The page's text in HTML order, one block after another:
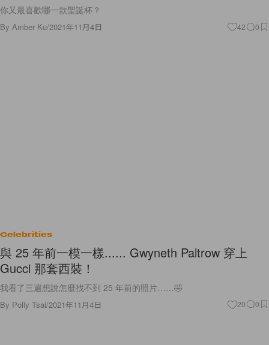
你又最喜歡哪一款聖誕杯？
By Amber Ku/2021年11月4日 42 0
Celebrities
與 25 年前一模一樣...... Gwyneth Paltrow 穿上
Gucci 那套西裝！
我看了三遍想說怎麼找不到 25 年前的照片……🤣
By Polly Tsai/2021年11月4日 20 0